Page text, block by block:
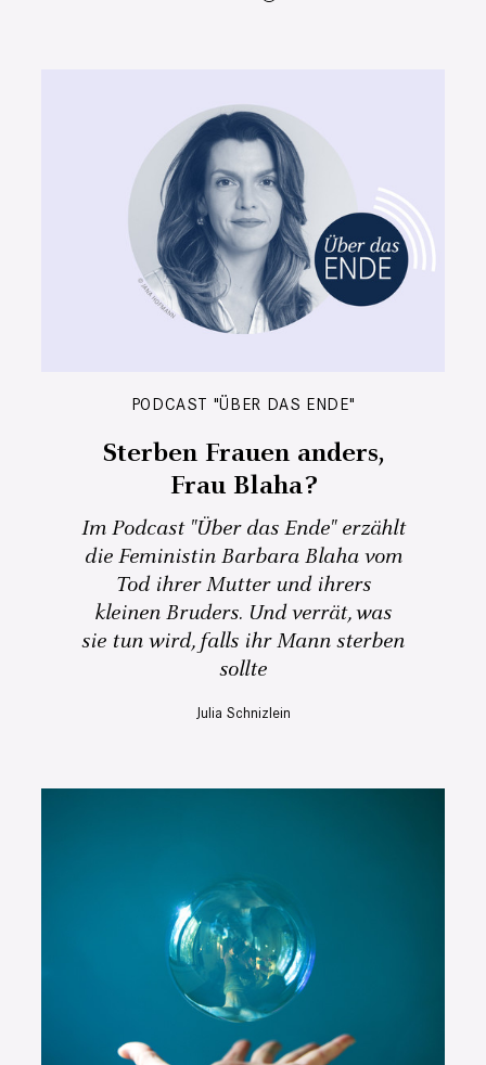
PODCAST "ÜBER DAS ENDE"
Sterben Frauen anders,
Frau Blaha?
Im Podcast "Über das Ende" erzählt
die Feministin Barbara Blaha vom
Tod ihrer Mutter und ihrers
kleinen Bruders. Und verrät, was
sie tun wird, falls ihr Mann sterben
sollte
Julia Schnizlein